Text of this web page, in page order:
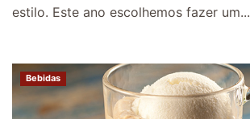
estilo. Este ano escolhemos fazer um...
Bebidas